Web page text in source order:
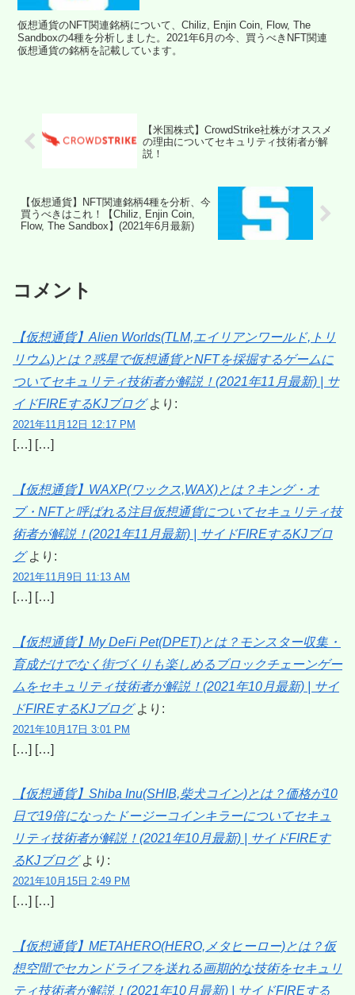
仮想通貨のNFT関連銘柄について、Chiliz, Enjin Coin, Flow, The
Sandboxの4種を分析しました。2021年6月の今、買うべきNFT関連
仮想通貨の銘柄を記載しています。
【米国株式】CrowdStrike社株がオススメ
の理由についてセキュリティ技術者が解
説！
【仮想通貨】NFT関連銘柄4種を分析、今
買うべきはこれ！【Chiliz, Enjin Coin,
Flow, The Sandbox】(2021年6月最新)
コメント
【仮想通貨】Alien Worlds(TLM,エイリアンワールド,トリ
リウム)とは？惑星で仮想通貨とNFTを採掘するゲームに
ついてセキュリティ技術者が解説！(2021年11月最新) | サ
イドFIREするKJブログ より:
2021年11月12日 12:17 PM
[…] […]
【仮想通貨】WAXP(ワックス,WAX)とは？キング・オ
ブ・NFTと呼ばれる注目仮想通貨についてセキュリティ技
術者が解説！(2021年11月最新) | サイドFIREするKJブロ
グ より:
2021年11月9日 11:13 AM
[…] […]
【仮想通貨】My DeFi Pet(DPET)とは？モンスター収集・
育成だけでなく街づくりも楽しめるブロックチェーンゲー
ムをセキュリティ技術者が解説！(2021年10月最新) | サイ
ドFIREするKJブログ より:
2021年10月17日 3:01 PM
[…] […]
【仮想通貨】Shiba Inu(SHIB,柴犬コイン)とは？価格が10
日で19倍になったドージーコインキラーについてセキュ
リティ技術者が解説！(2021年10月最新) | サイドFIREす
るKJブログ より:
2021年10月15日 2:49 PM
[…] […]
【仮想通貨】METAHERO(HERO,メタヒーロー)とは？仮
想空間でセカンドライフを送れる画期的な技術をセキュリ
ティ技術者が解説！(2021年10月最新) | サイドFIREする